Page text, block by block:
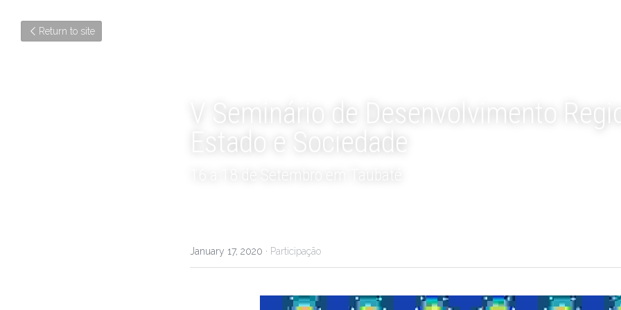
Return to site
V Seminário de Desenvolvimento
Estado e Sociedade
January 17, 2020 · Participação